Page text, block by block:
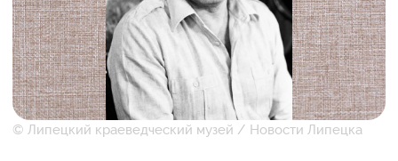
© Липецкий краеведческий музей / Новости Липецка